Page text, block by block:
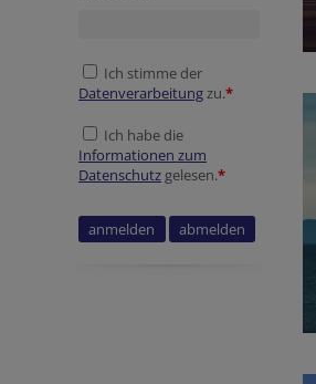
Ich stimme der
Datenverarbeitungzu.*
Ich habe die
Informationen zum
Datenschutz gelesen.*